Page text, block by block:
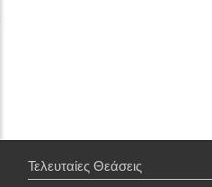
Τελευταίες Θεάσεις